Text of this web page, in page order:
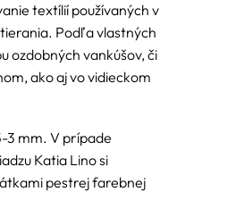
textílií používaných v
Podľa vlastných
ozdobných vankúšov, či
ako aj vo vidieckom
3 mm. V prípade
Katia Lino si
pestrej farebnej